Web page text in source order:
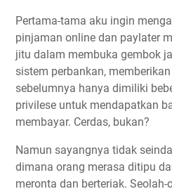
Pertama-tama aku ingin
pinjaman online dan paylater
jitu dalam membuka gembok
sistem perbankan,
sebelumnya hanya dimiliki
privilese untuk mendapatkan
membayar. Cerdas, bukan?
Namun sayangnya tidak
dimana orang merasa ditipu
meronta dan berteriak.